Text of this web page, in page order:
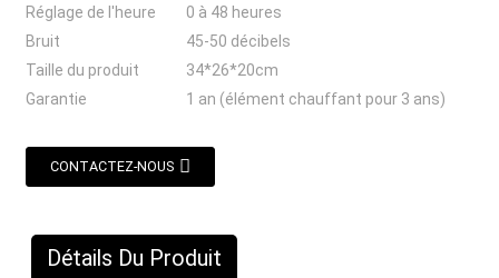
Réglage de l'heure
0 à 48 heures
Bruit
45-50 décibels
Taille du produit
34*26*20cm
Garantie
1 an (élément chauffant pour 3 ans)
CONTACTEZ-NOUS
Détails Du Produit